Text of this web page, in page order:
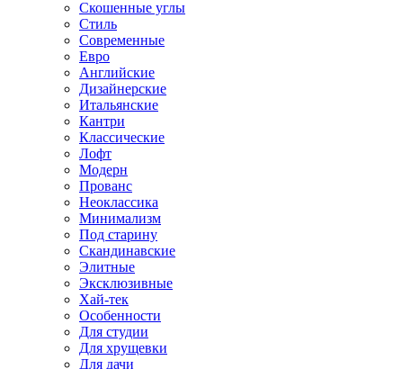
Скошенные углы
Стиль
Современные
Евро
Английские
Дизайнерские
Итальянские
Кантри
Классические
Лофт
Модерн
Прованс
Неоклассика
Минимализм
Под старину
Скандинавские
Элитные
Эксклюзивные
Хай-тек
Особенности
Для студии
Для хрущевки
Для дачи